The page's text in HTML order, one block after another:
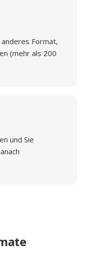
Format,
(mehr als 200
und Sie